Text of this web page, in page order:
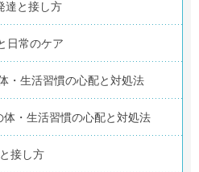
達と接し方
日常のケア
・生活習慣の心配と対処法
・生活習慣の心配と対処法
接し方